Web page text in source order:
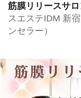
筋膜リリースサ
スエステIDM 新
ンセラー）